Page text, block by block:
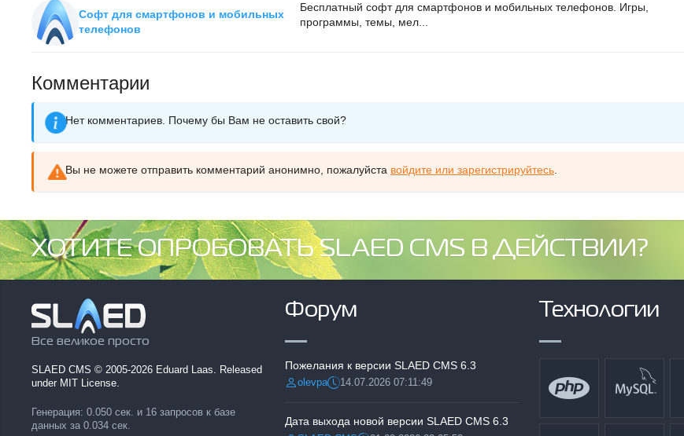
Софт для смартфонов и мобильных
телефонов
Бесплатный софт для смартфонов и мобильных телефонов. Игры,
программы, темы, мел...
Комментарии
Нет комментариев. Почему бы Вам не оставить свой?
Вы не можете отправить комментарий анонимно, пожалуйста войдите или зарегистрируйтесь
ХОТИТЕ ОПРОБОВАТЬ SLAED CMS В ДЕЙСТВИИ?
Все великое просто
SLAED CMS © 2005-2026 Eduard Laas. Released
under MIT License.
Генерация: 0.050 сек. и 16 запросов к базе
данных за 0.034 сек.
Форум
Пожелания к версии SLAED CMS 6.3
Разместил:
olevpaДата:14.07.2026 07:11:49
Дата выхода новой версии SLAED CMS 6.3
Технологии